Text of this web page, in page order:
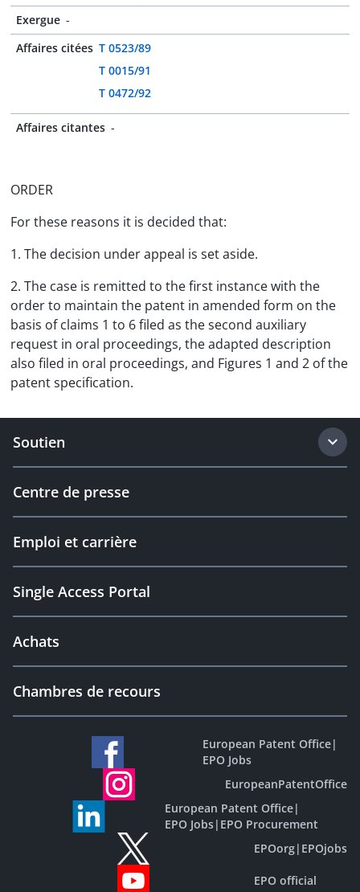
Exergue -
Affaires citées T 0523/89
T 0015/91
T 0472/92
Affaires citantes -
ORDER
For these reasons it is decided that:
1. The decision under appeal is set aside.
2. The case is remitted to the first instance with the
order to maintain the patent in amended form on the
basis of claims 1 to 6 filed as the second auxiliary
request in oral proceedings, the adapted description
also filed in oral proceedings, and Figures 1 and 2 of the
patent specification.
Soutien
Centre de presse
Emploi et carrière
Single Access Portal
Achats
Chambres de recours
European Patent Office|
EPO Jobs
EuropeanPatentOffice
European Patent Office|
EPO Jobs| EPO Procurement
EPOorg| EPOjobs
EPO official